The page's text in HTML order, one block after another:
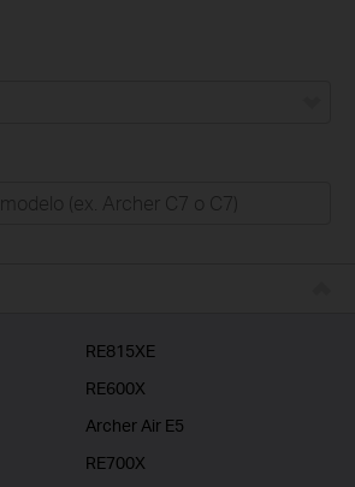
RE815XE
RE600X
Archer Air E5
RE700X